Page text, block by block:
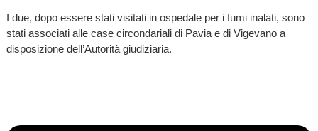
I due, dopo essere stati visitati in ospedale per i fumi inalati, sono
stati associati alle case circondariali di Pavia e di Vigevano a
disposizione dell’Autorità giudiziaria.